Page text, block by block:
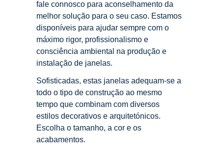
fale connosco para aconselhamento da
melhor solução para o seu caso. Estamos
disponíveis para ajudar sempre com o
máximo rigor, profissionalismo e
consciência ambiental na produção e
instalação de janelas.
Sofisticadas, estas janelas adequam-se a
todo o tipo de construção ao mesmo
tempo que combinam com diversos
estilos decorativos e arquitetónicos.
Escolha o tamanho, a cor e os
acabamentos.